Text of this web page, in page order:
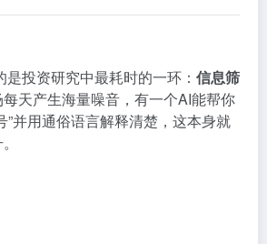
投资研究中最耗时的一环： 信息筛
每天产生海量噪音，有一个AI能帮你
”并用通俗语言解释清楚，这本身就